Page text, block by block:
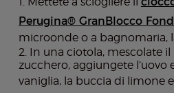
Perugina® GranBlocco
microonde o a bagnomaria,
In una ciotola, mescolate
zucchero, aggiungete l’uovo
vaniglia, la buccia di limone